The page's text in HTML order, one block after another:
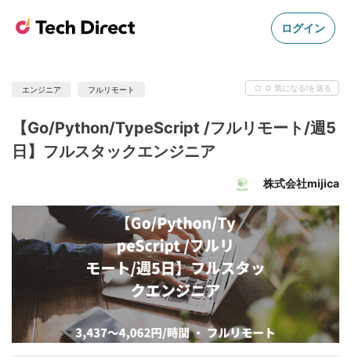
ログイン
エンジニア フルリモート 0 気になる!を送る
【Go/Python/TypeScript /フルリモート/週5
日】フルスタックエンジニア
株式会社mijica